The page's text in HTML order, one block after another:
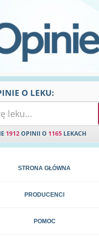
O LEKU:
1912OPINII O 1165 LEKACH
STRONA GŁÓWNA
PRODUCENCI
POMOC